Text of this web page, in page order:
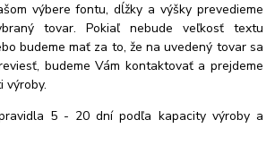
výbere fontu, dĺžky a výšky prevedieme
tovar. Pokiaľ nebude veľkosť textu
budeme mať za to, že na uvedený tovar sa
budeme Vám kontaktovať a prejdeme
výroby.
5 - 20 dní podľa kapacity výroby a